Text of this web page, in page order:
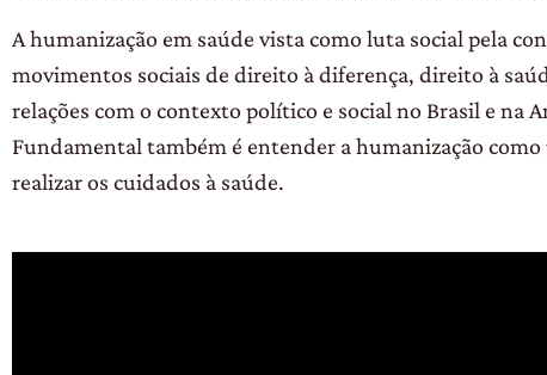
A humanização em saúde vista como luta social pela
movimentos sociais de direito à diferença, direito à
relações com o contexto político e social no Brasil e na
Fundamental também é entender a humanização
realizar os cuidados à saúde.